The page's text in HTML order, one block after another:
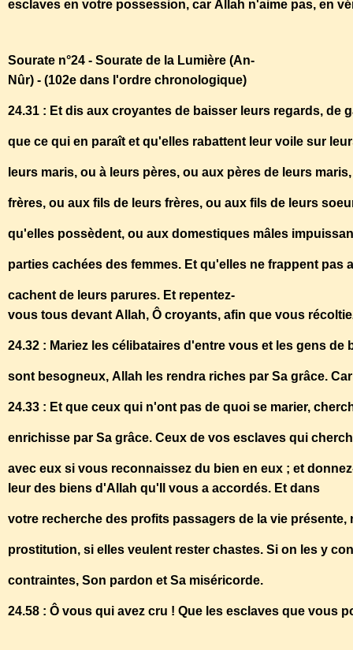
esclaves en votre possession, car Allah n'aime pas, en
Sourate n°24 - Sourate de la Lumière (An-
Nûr) - (102e dans l'ordre chronologique)
24.31 : Et dis aux croyantes de baisser leurs regards,
que ce qui en paraît et qu'elles rabattent leur voile sur
leurs maris, ou à leurs pères, ou aux pères de leurs
frères, ou aux fils de leurs frères, ou aux fils de leurs
qu'elles possèdent, ou aux domestiques mâles
parties cachées des femmes. Et qu'elles ne frappent
cachent de leurs parures. Et repentez-
vous tous devant Allah, Ô croyants, afin que vous
24.32 : Mariez les célibataires d'entre vous et les gens
sont besogneux, Allah les rendra riches par Sa grâce.
24.33 : Et que ceux qui n'ont pas de quoi se marier,
enrichisse par Sa grâce. Ceux de vos esclaves qui
avec eux si vous reconnaissez du bien en eux ; et
leur des biens d'Allah qu'Il vous a accordés. Et dans
votre recherche des profits passagers de la vie
prostitution, si elles veulent rester chastes. Si on les y
contraintes, Son pardon et Sa miséricorde.
24.58 : Ô vous qui avez cru ! Que les esclaves que vous